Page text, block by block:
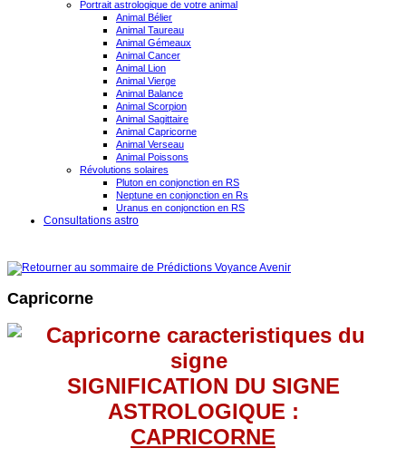
Portrait astrologique de votre animal
Animal Bélier
Animal Taureau
Animal Gémeaux
Animal Cancer
Animal Lion
Animal Vierge
Animal Balance
Animal Scorpion
Animal Sagittaire
Animal Capricorne
Animal Verseau
Animal Poissons
Révolutions solaires
Pluton en conjonction en RS
Neptune en conjonction en Rs
Uranus en conjonction en RS
Consultations astro
Capricorne
SIGNIFICATION DU SIGNE
ASTROLOGIQUE :
CAPRICORNE